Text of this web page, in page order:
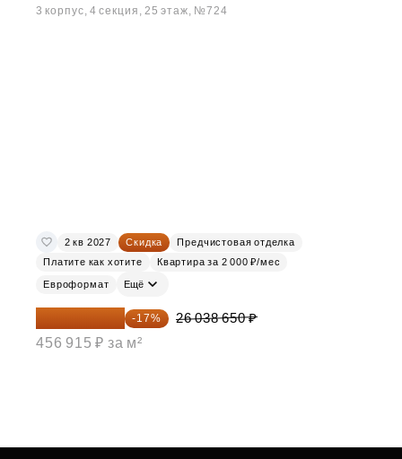
3 корпус, 4 секция, 25 этаж, №724
2 кв 2027 Скидка
Предчистовая отделка
Платите как хотите
Квартира за 2 000 ₽/мес
Евроформат Ещё
21 612 080 ₽ -17%
26 038 650 ₽
456 915 ₽ за м²